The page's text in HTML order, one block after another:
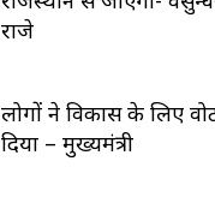
राजे
लोगों ने विकास के लिए
दिया – मुख्यमंत्री